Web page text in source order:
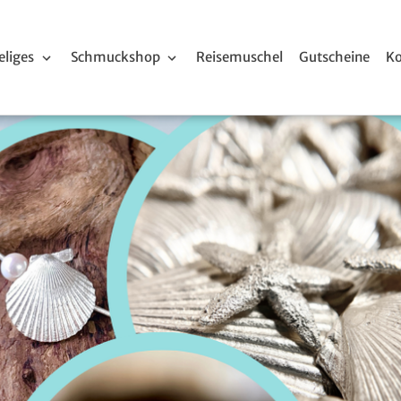
Schmuckshop Reisemuschel Gutscheine